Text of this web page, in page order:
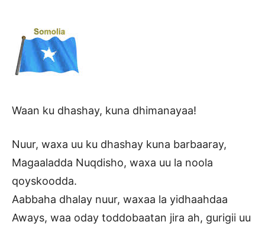
Waan ku dhashay, kuna dhimanayaa!
Nuur, waxa uu ku dhashay kuna barbaaray,
Magaaladda Nuqdisho, waxa uu la noola
qoyskoodda.
Aabbaha dhalay nuur, waxaa la yidhaahdaa
Aways, waa oday toddobaatan jira ah, gurigii uu